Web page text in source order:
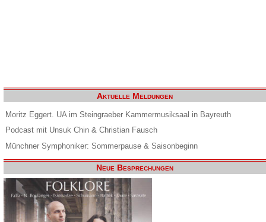
Aktuelle Meldungen
Moritz Eggert. UA im Steingraeber Kammermusiksaal in Bayreuth
Podcast mit Unsuk Chin & Christian Fausch
Münchner Symphoniker: Sommerpause & Saisonbeginn
Neue Besprechungen